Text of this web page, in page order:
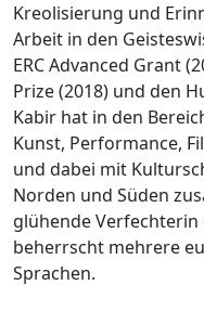
Kreolisierung und
Arbeit in den
ERC Advanced Grant
Prize (2018) und den
Kabir hat in den
Kunst, Performance,
und dabei mit
Norden und Süden
glühende
beherrscht mehrere
Sprachen.